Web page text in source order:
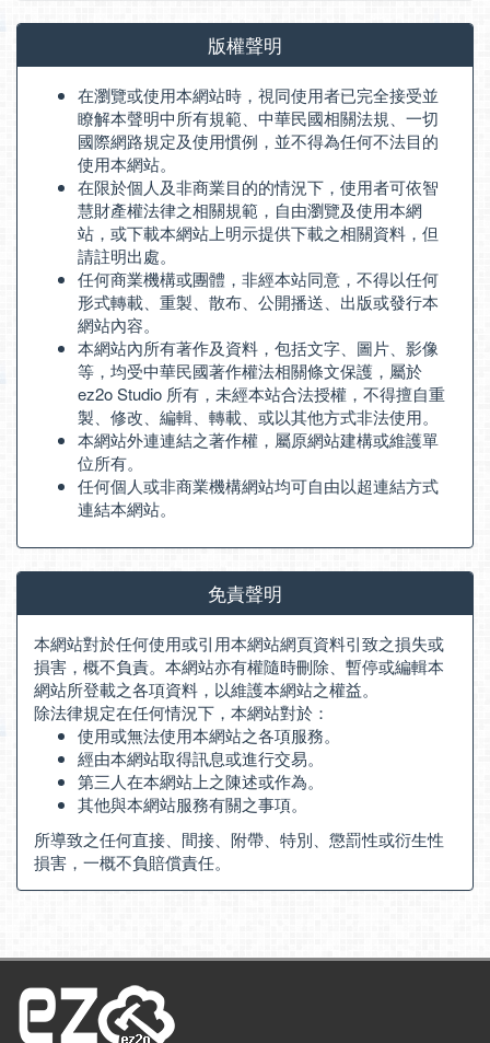
版權聲明
在瀏覽或使用本網站時，視同使用者已完全接受並
瞭解本聲明中所有規範、中華民國相關法規、一切
國際網路規定及使用慣例，並不得為任何不法目的
使用本網站。
在限於個人及非商業目的的情況下，使用者可依智
慧財產權法律之相關規範，自由瀏覽及使用本網
站，或下載本網站上明示提供下載之相關資料，但
請註明出處。
任何商業機構或團體，非經本站同意，不得以任何
形式轉載、重製、散布、公開播送、出版或發行本
網站內容。
本網站內所有著作及資料，包括文字、圖片、影像
等，均受中華民國著作權法相關條文保護，屬於
ez2o Studio 所有，未經本站合法授權，不得擅自重
製、修改、編輯、轉載、或以其他方式非法使用。
本網站外連連結之著作權，屬原網站建構或維護單
位所有。
任何個人或非商業機構網站均可自由以超連結方式
連結本網站。
免責聲明
本網站對於任何使用或引用本網站網頁資料引致之損失或
損害，概不負責。本網站亦有權隨時刪除、暫停或編輯本
網站所登載之各項資料，以維護本網站之權益。
除法律規定在任何情況下，本網站對於：
使用或無法使用本網站之各項服務。
經由本網站取得訊息或進行交易。
第三人在本網站上之陳述或作為。
其他與本網站服務有關之事項。
所導致之任何直接、間接、附帶、特別、懲罰性或衍生性
損害，一概不負賠償責任。